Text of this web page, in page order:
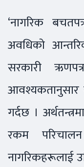
‘नागरिक
अवधिको
सरकारी
आवश्यकतानुसार
गर्दछ ।
रकम
नागरिकहरूलाई